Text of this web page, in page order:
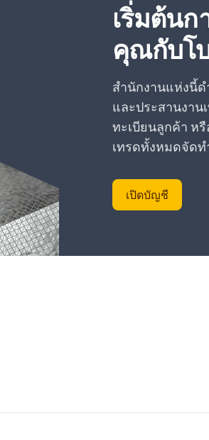
เริ่มต้นก
คุณกับโ
สำนักงานแห่งนี้ด
และประสานงาน
ทะเบียนลูกค้า ห
เทรดทั้งหมดจัดท
เปิดบัญชี